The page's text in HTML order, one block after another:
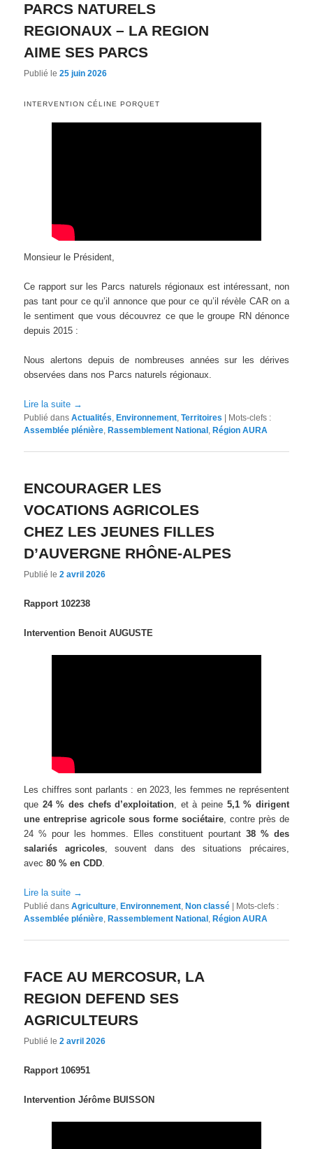
PARCS NATURELS
REGIONAUX – LA REGION
AIME SES PARCS
Publié le25 juin 2026
INTERVENTION CÉLINE PORQUET
Monsieur le Président,
Ce rapport sur les Parcs naturels régionaux est intéressant, non
pas tant pour ce qu’il annonce que pour ce qu’il révèle CAR on a
le sentiment que vous découvrez ce que le groupe RN dénonce
depuis 2015 :
Nous alertons depuis de nombreuses années sur les dérives
observées dans nos Parcs naturels régionaux.
Lire la suite →
Publié dans Actualités,Environnement,Territoires | Mots-clefs :
Assemblée plénière,Rassemblement National,Région AURA
ENCOURAGER LES
VOCATIONS AGRICOLES
CHEZ LES JEUNES FILLES
D’AUVERGNE RHÔNE-ALPES
Publié le2 avril 2026
Rapport 102238
Intervention Benoit AUGUSTE
Les chiffres sont parlants : en 2023, les femmes ne représentent
que 24 % des chefs d’exploitation , et à peine 5,1 % dirigent
une entreprise agricole sous forme sociétaire , contre près de
24 % pour les hommes. Elles constituent pourtant 38 % des
salariés agricoles, souvent dans des situations précaires,
avec80 % en CDD
Lire la suite →
Publié dans Agriculture,Environnement,Non classé | Mots-clefs :
Assemblée plénière,Rassemblement National,Région AURA
FACE AU MERCOSUR, LA
REGION DEFEND SES
AGRICULTEURS
Publié le2 avril 2026
Rapport 106951
Intervention Jérôme BUISSON